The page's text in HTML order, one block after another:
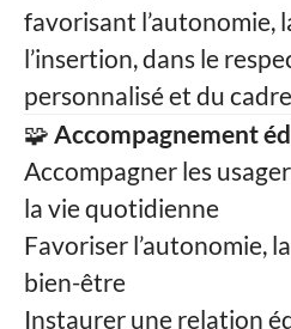
favorisant l’autonomie,
l’insertion, dans le
personnalisé et du
🧩 Accompagnement
Accompagner les
la vie quotidienne
Favoriser l’autonomie,
bien-être
Instaurer une relation